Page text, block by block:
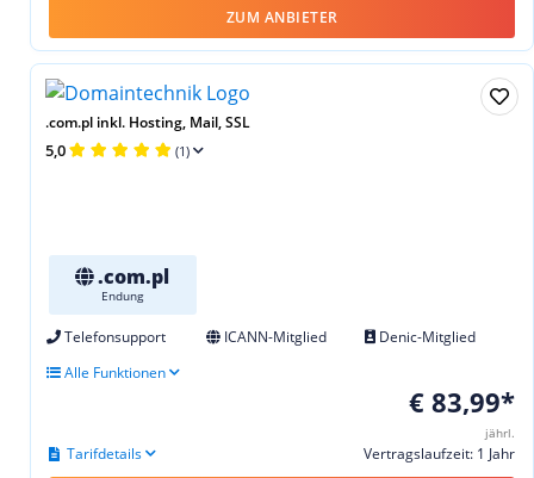
ZUM ANBIETER
.com.pl inkl. Hosting, Mail, SSL
5,0 (1)
.com.pl
Endung
Telefonsupport ICANN-Mitglied
Denic-Mitglied
Alle Funktionen
€ 83,99*
jährl.
Vertragslaufzeit: 1 Jahr
Tarifdetails